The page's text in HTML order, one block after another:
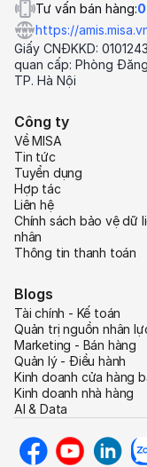
Tư vấn bán hàng:
https://
Giấy CNĐKKD:
quan cấp: Phòng
TP. Hà Nội
Công ty
Về MISA
Tin tức
Tuyển dụng
Hợp tác
Liên hệ
Chính sách bảo vệ dữ
nhân
Thông tin thanh toán
Blogs
Tài chính - Kế toán
Quản trị nguồn nhân
Marketing - Bán hàng
Quản lý - Điều hành
Kinh doanh cửa hàng
Kinh doanh nhà hàng
AI & Data